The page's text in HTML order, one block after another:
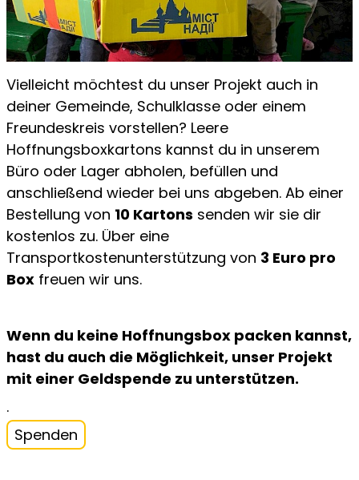
Vielleicht möchtest du unser Projekt auch in
deiner Gemeinde, Schulklasse oder einem
Freundeskreis vorstellen? Leere
Hoffnungsboxkartons kannst du in unserem
Büro oder Lager abholen, befüllen und
anschließend wieder bei uns abgeben. Ab einer
Bestellung von 10 Kartons senden wir sie dir
kostenlos zu. Über eine
Transportkostenunterstützung von 3 Euro pro
Box freuen wir uns.
Wenn du keine Hoffnungsbox packen kannst,
hast du auch die Möglichkeit, unser Projekt
mit einer Geldspende zu unterstützen.
.
Spenden